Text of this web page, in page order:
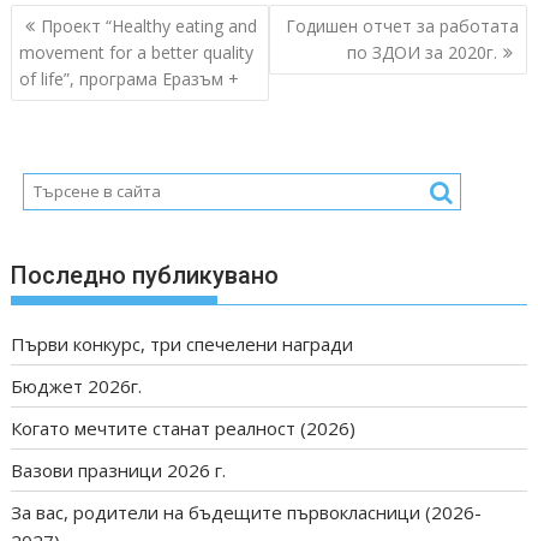
Post
navigation
Проект “Healthy eating and
movement for a better quality
of life”, програма Еразъм +
Годишен отчет за работата
по ЗДОИ за 2020г.
Последно публикувано
Първи конкурс, три спечелени награди
Бюджет 2026г.
Когато мечтите станат реалност (2026)
Вазови празници 2026 г.
За вас, родители на бъдещите първокласници (2026-